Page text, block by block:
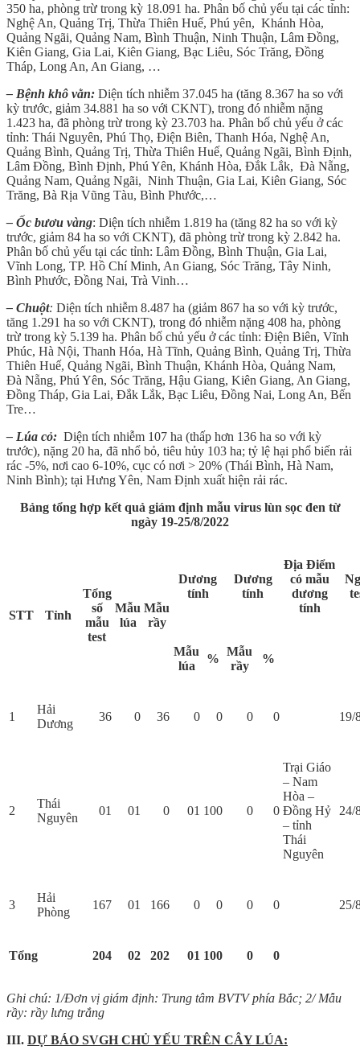
350 ha, phòng trừ trong kỳ 18.091 ha. Phân bố chủ yếu tại các tỉnh:
Nghệ An, Quảng Trị, Thừa Thiên Huế, Phú yên, Khánh Hòa,
Quảng Ngãi, Quảng Nam, Bình Thuận, Ninh Thuận, Lâm Đồng,
Kiên Giang, Gia Lai, Kiên Giang, Bạc Liêu, Sóc Trăng, Đồng
Tháp, Long An, An Giang, …
– Bệnh khô vằn: Diện tích nhiễm 37.045 ha (tăng 8.367 ha so với
kỳ trước, giảm 34.881 ha so với CKNT), trong đó nhiễm nặng
1.423 ha, đã phòng trừ trong kỳ 23.703 ha. Phân bố chủ yếu ở các
tỉnh: Thái Nguyên, Phú Thọ, Điện Biên, Thanh Hóa, Nghệ An,
Quảng Bình, Quảng Trị, Thừa Thiên Huế, Quảng Ngãi, Bình Định,
Lâm Đồng, Bình Định, Phú Yên, Khánh Hòa, Đắk Lắk, Đà Nẵng,
Quảng Nam, Quảng Ngãi, Ninh Thuận, Gia Lai, Kiên Giang, Sóc
Trăng, Bà Rịa Vũng Tàu, Bình Phước,…
– Ốc bươu vàng: Diện tích nhiễm 1.819 ha (tăng 82 ha so với kỳ
trước, giảm 84 ha so với CKNT), đã phòng trừ trong kỳ 2.842 ha.
Phân bố chủ yếu tại các tỉnh: Lâm Đồng, Bình Thuận, Gia Lai,
Vĩnh Long, TP. Hồ Chí Minh, An Giang, Sóc Trăng, Tây Ninh,
Bình Phước, Đồng Nai, Trà Vinh…
– Chuột: Diện tích nhiễm 8.487 ha (giảm 867 ha so với kỳ trước,
tăng 1.291 ha so với CKNT), trong đó nhiễm nặng 408 ha, phòng
trừ trong kỳ 5.139 ha. Phân bố chủ yếu ở các tỉnh: Điện Biên, Vĩnh
Phúc, Hà Nội, Thanh Hóa, Hà Tĩnh, Quảng Bình, Quảng Trị, Thừa
Thiên Huế, Quảng Ngãi, Bình Thuận, Khánh Hòa, Quảng Nam,
Đà Nẵng, Phú Yên, Sóc Trăng, Hậu Giang, Kiên Giang, An Giang,
Đồng Tháp, Gia Lai, Đắk Lắk, Bạc Liêu, Đồng Nai, Long An, Bến
Tre…
– Lúa cỏ: Diện tích nhiễm 107 ha (thấp hơn 136 ha so với kỳ
trước), nặng 20 ha, đã nhổ bỏ, tiêu hủy 103 ha; tỷ lệ hại phổ biến rải
rác -5%, nơi cao 6-10%, cục có nơi > 20% (Thái Bình, Hà Nam,
Ninh Bình); tại Hưng Yên, Nam Định xuất hiện rải rác.
Bảng tổng hợp kết quả giám định mẫu virus lùn sọc đen từ
ngày 19-25/8/2022
STT Tỉnh
Tổng
số
mẫu
test
Mẫu
lúa
Mẫu
rầy
Dương
tính
Dương
tính
Địa Điểm
có mẫu
dương
tính
Mẫu
lúa
%
Mẫu
rầy
%
1
Hải
Dương
36 0 36 0 0 0 0 19/
2
Thái
Nguyên
01 01 0 01 100 0 0
Trại Giáo
– Nam
Hòa –
Đồng Hỷ
– tỉnh
Thái
Nguyên
24/
3
Hải
Phòng
167 01 166 0 0 0 0 25/
Tổng 204 02 202 01 100 0 0
Ghi chú: 1/Đơn vị giám định: Trung tâm BVTV phía Bắc; 2/ Mẫu
rầy: rầy lưng trắng
III. DỰ BÁO SVGH CHỦ YẾU TRÊN CÂY LÚA: